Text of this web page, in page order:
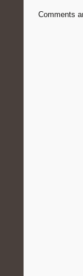
Comments